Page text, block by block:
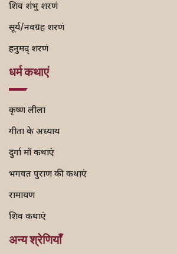
शिव शंभु शरणं
सूर्य/नवग्रह शरणं
हनुमद् शरणं
धर्म कथाएं
कृष्ण लीला
गीता के अध्याय
दुर्गा माँ कथाएं
भगवत पुराण की कथाएं
रामायण
शिव कथाएं
अन्य श्रेणियाँ